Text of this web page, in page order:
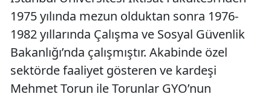
1975 yılında mezun olduktan sonra 1976-
1982 yıllarında Çalışma ve Sosyal Güvenlik
Bakanlığı’nda çalışmıştır. Akabinde özel
sektörde faaliyet gösteren ve kardeşi
Mehmet Torun ile Torunlar GYO’nun